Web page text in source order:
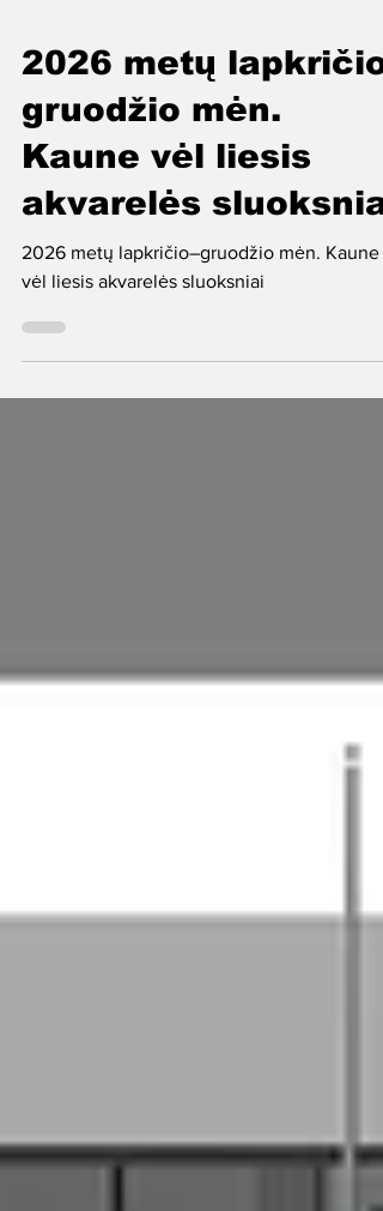
2026 metų
gruodžio mėn.
Kaune vėl liesis
akvarelės sluoksniai
2026 metų lapkričio–gruodžio mėn. Kaune
vėl liesis akvarelės sluoksniai